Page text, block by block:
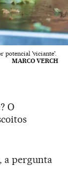
potencial 'viciante'.
MARCO VERCH
O
a pergunta